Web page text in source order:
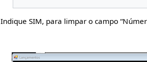
Indique SIM, para limpar o campo